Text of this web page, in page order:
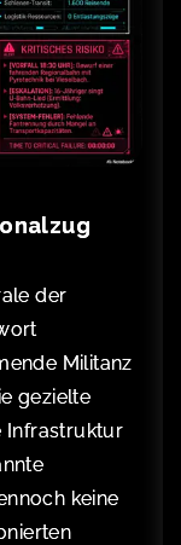
der
Militanz
gezielte
Infrastruktur
keine